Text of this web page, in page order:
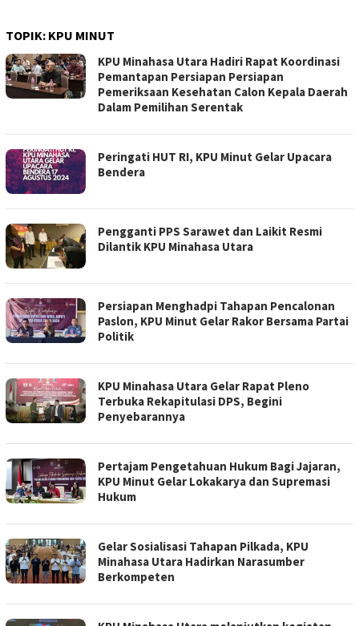
TOPIK: KPU MINUT
KPU Minahasa Utara Hadiri Rapat Koordinasi
Pemantapan Persiapan Persiapan
Pemeriksaan Kesehatan Calon Kepala Daerah
Dalam Pemilihan Serentak
Peringati HUT RI, KPU Minut Gelar Upacara
Bendera
Pengganti PPS Sarawet dan Laikit Resmi
Dilantik KPU Minahasa Utara
Persiapan Menghadpi Tahapan Pencalonan
Paslon, KPU Minut Gelar Rakor Bersama Partai
Politik
KPU Minahasa Utara Gelar Rapat Pleno
Terbuka Rekapitulasi DPS, Begini
Penyebarannya
Pertajam Pengetahuan Hukum Bagi Jajaran,
KPU Minut Gelar Lokakarya dan Supremasi
Hukum
Gelar Sosialisasi Tahapan Pilkada, KPU
Minahasa Utara Hadirkan Narasumber
Berkompeten